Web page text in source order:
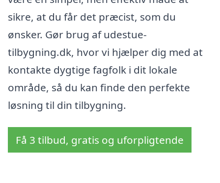
sikre, at du får det præcist, som du
ønsker. Gør brug af udestue-
tilbygning.dk, hvor vi hjælper dig med at
kontakte dygtige fagfolk i dit lokale
område, så du kan finde den perfekte
løsning til din tilbygning.
Få 3 tilbud, gratis og uforpligtende